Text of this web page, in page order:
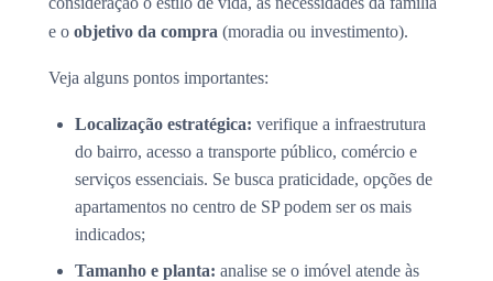
e o objetivo da compra (moradia ou investimento).
Veja alguns pontos importantes:
Localização estratégica: verifique a infraestrutura
do bairro, acesso a transporte público, comércio e
serviços essenciais. Se busca praticidade, opções de
apartamentos no centro de SP podem ser os mais
indicados;
Tamanho e planta: analise se o imóvel atende às